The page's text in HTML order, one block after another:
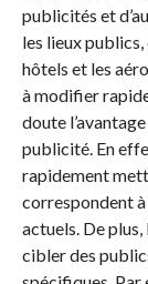
publicités et
les lieux publics,
hôtels et les
à modifier
doute
publicité. En
rapidement
correspondent
actuels. De
cibler des